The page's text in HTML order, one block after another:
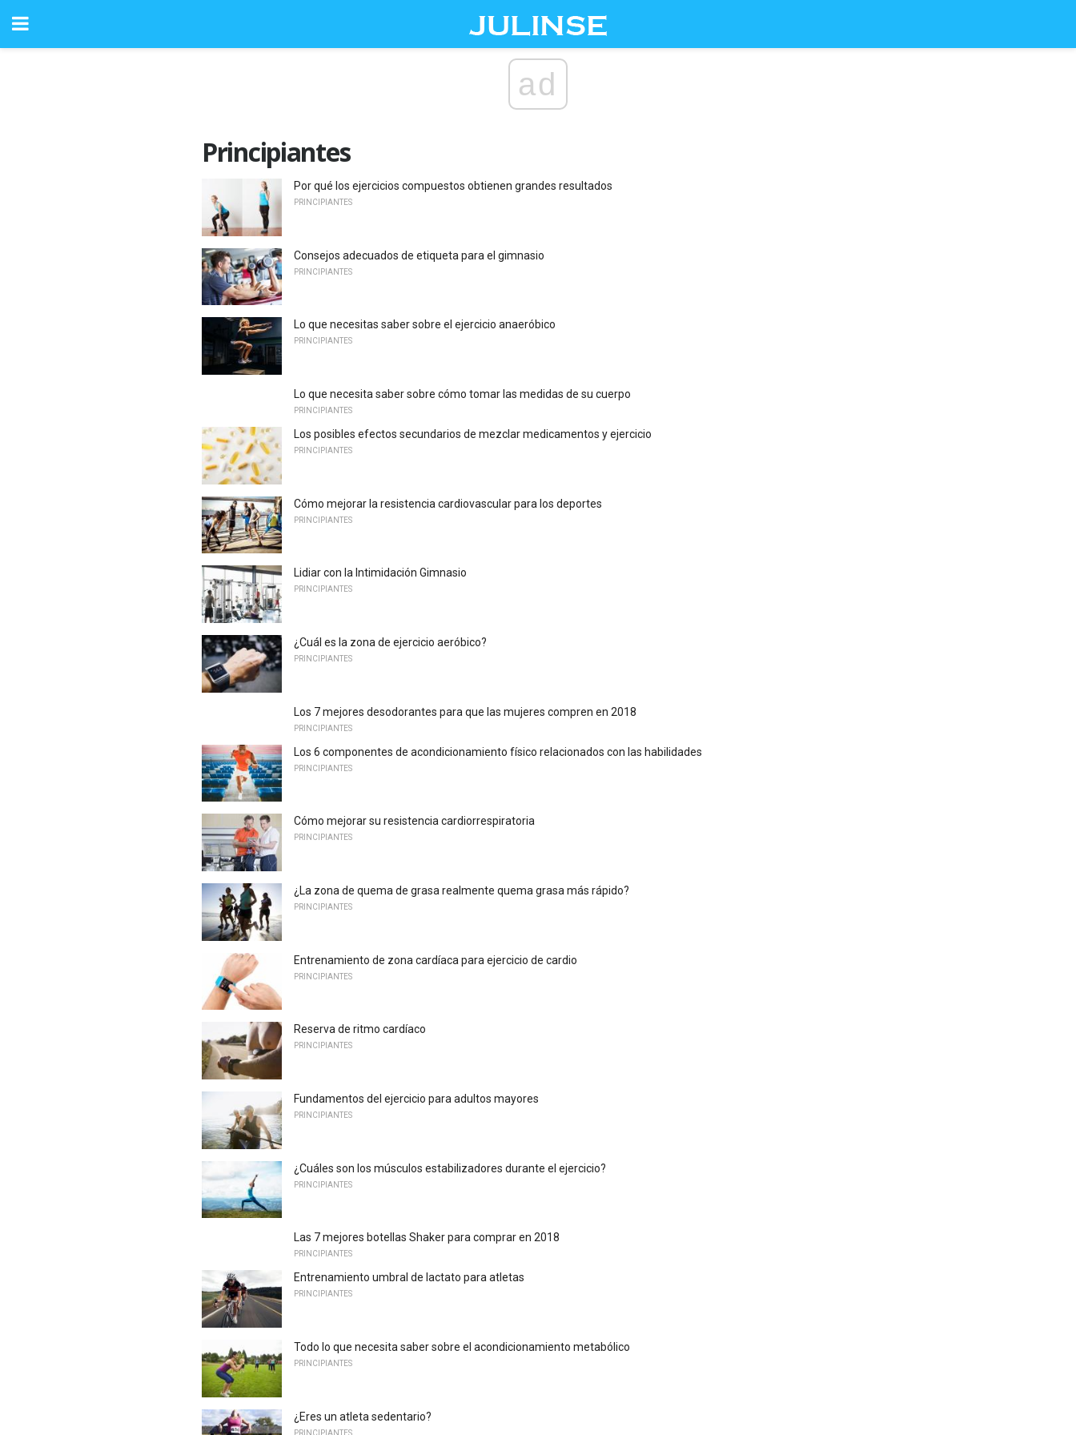
ad
Principiantes
Por qué los ejercicios compuestos obtienen grandes resultados
PRINCIPIANTES
Consejos adecuados de etiqueta para el gimnasio
PRINCIPIANTES
Lo que necesitas saber sobre el ejercicio anaeróbico
PRINCIPIANTES
Lo que necesita saber sobre cómo tomar las medidas de su cuerpo
PRINCIPIANTES
Los posibles efectos secundarios de mezclar medicamentos y ejercicio
PRINCIPIANTES
Cómo mejorar la resistencia cardiovascular para los deportes
PRINCIPIANTES
Lidiar con la Intimidación Gimnasio
PRINCIPIANTES
¿Cuál es la zona de ejercicio aeróbico?
PRINCIPIANTES
Los 7 mejores desodorantes para que las mujeres compren en 2018
PRINCIPIANTES
Los 6 componentes de acondicionamiento físico relacionados con las habilidades
PRINCIPIANTES
Cómo mejorar su resistencia cardiorrespiratoria
PRINCIPIANTES
¿La zona de quema de grasa realmente quema grasa más rápido?
PRINCIPIANTES
Entrenamiento de zona cardíaca para ejercicio de cardio
PRINCIPIANTES
Reserva de ritmo cardíaco
PRINCIPIANTES
Fundamentos del ejercicio para adultos mayores
PRINCIPIANTES
¿Cuáles son los músculos estabilizadores durante el ejercicio?
PRINCIPIANTES
Las 7 mejores botellas Shaker para comprar en 2018
PRINCIPIANTES
Entrenamiento umbral de lactato para atletas
PRINCIPIANTES
Todo lo que necesita saber sobre el acondicionamiento metabólico
PRINCIPIANTES
¿Eres un atleta sedentario?
PRINCIPIANTES